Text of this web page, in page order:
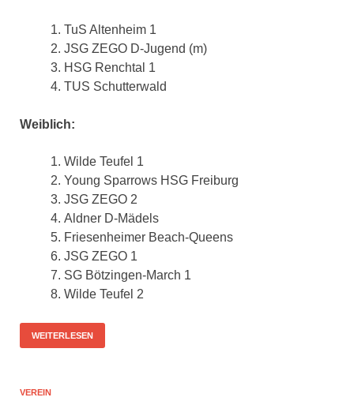
TuS Altenheim 1
JSG ZEGO D-Jugend (m)
HSG Renchtal 1
TUS Schutterwald
Weiblich:
Wilde Teufel 1
Young Sparrows HSG Freiburg
JSG ZEGO 2
Aldner D-Mädels
Friesenheimer Beach-Queens
JSG ZEGO 1
SG Bötzingen-March 1
Wilde Teufel 2
WEITERLESEN
VEREIN